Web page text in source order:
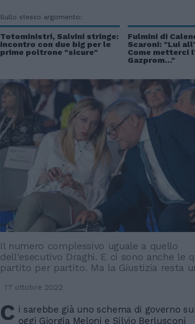
Sullo stesso argomento:
Totoministri, Salvini stringe:
incontro con due big per le
prime poltrone "sicure"
Fulmini di
Scaroni: "Lui
Come metterci
Gazprom..."
Il numero complessivo uguale a quello
dell'esecutivo Draghi. E ci sono anche le
partito per partito. Ma la Giustizia resta
17 ottobre 2022
C i sarebbe già uno schema di governo
oggi Giorgia Meloni e Silvio Berlusconi